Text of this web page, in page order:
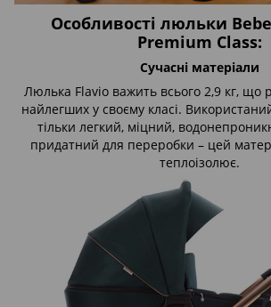
Особливості люльки
Premium Class:
Сучасні матеріали
Люлька Flavio важить всього 2,9 кг, що
найлегших у своєму класі.
тільки легкий, міцний,
придатний для переробки – цей
теплоізолює.